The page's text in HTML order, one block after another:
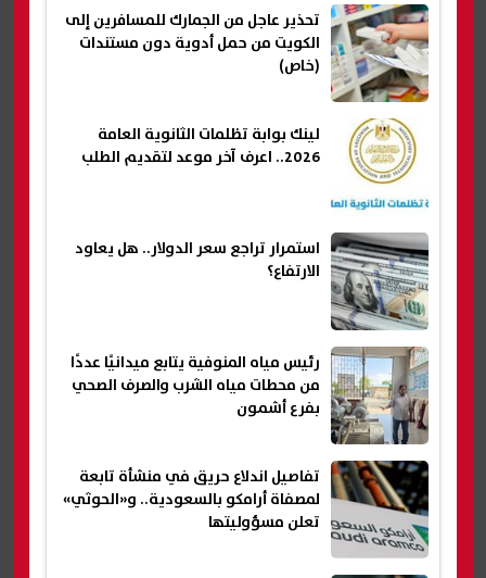
تحذير عاجل من الجمارك للمسافرين إلى
الكويت من حمل أدوية دون مستندات
(خاص)
لينك بوابة تظلمات الثانوية العامة
2026.. اعرف آخر موعد لتقديم الطلب
استمرار تراجع سعر الدولار.. هل يعاود
الارتفاع؟
رئيس مياه المنوفية يتابع ميدانيًا عددًا
من محطات مياه الشرب والصرف الصحي
بفرع أشمون
تفاصيل اندلاع حريق في منشأة تابعة
لمصفاة أرامكو بالسعودية.. و«الحوثي»
تعلن مسؤوليتها